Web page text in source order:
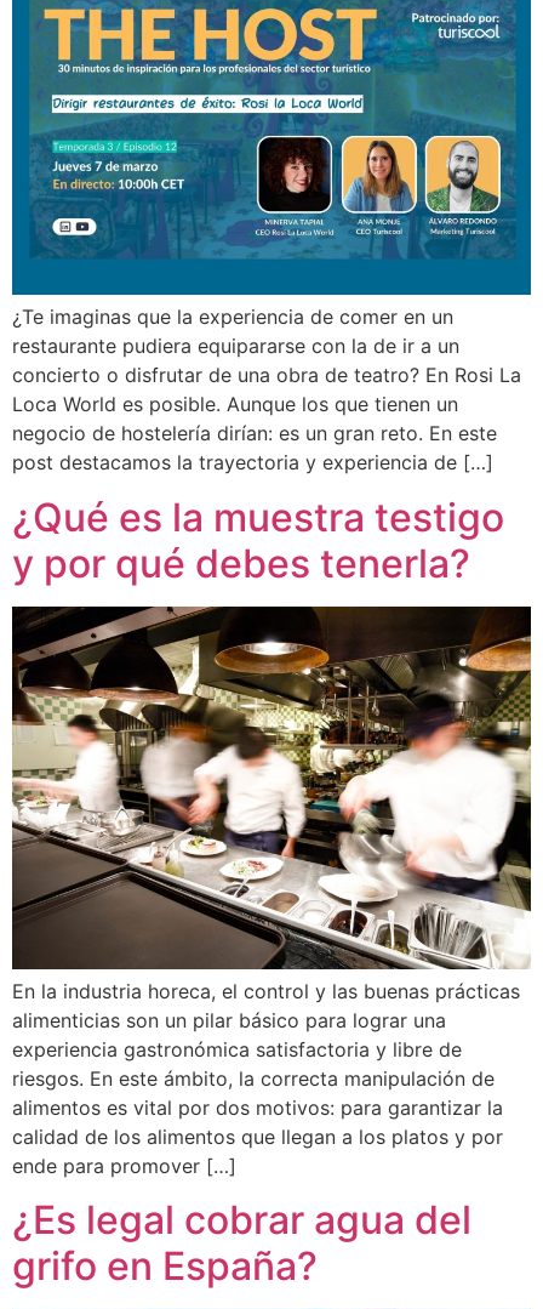
¿Te imaginas que la experiencia de comer en un
restaurante pudiera equipararse con la de ir a un
concierto o disfrutar de una obra de teatro? En Rosi La
Loca World es posible. Aunque los que tienen un
negocio de hostelería dirían: es un gran reto. En este
post destacamos la trayectoria y experiencia de […]
¿Qué es la muestra testigo
y por qué debes tenerla?
En la industria horeca, el control y las buenas prácticas
alimenticias son un pilar básico para lograr una
experiencia gastronómica satisfactoria y libre de
riesgos. En este ámbito, la correcta manipulación de
alimentos es vital por dos motivos: para garantizar la
calidad de los alimentos que llegan a los platos y por
ende para promover […]
¿Es legal cobrar agua del
grifo en España?